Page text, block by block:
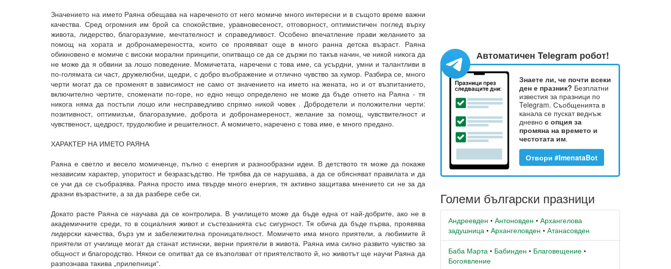
Значението на името Раяна обещава на нареченото от него момиче много интересни и в същото време важни
качества. Сред огромния им брой са спокойствие, уравновесеност, отговорност, оптимистичен поглед върху
живота, лидерство, благоразумие, мечтателност и справедливост. Особено впечатление прави желанието за
помощ на хората и добронамереността, които се проявяват още в много ранна детска възраст. Раяна
обикновено е момиче с високи морални принципи, опитващо се да се държи по такъв начин, че никой никога да
не може да я обвини за лошо поведение. Момичетата, наречени с това име, са усърдни, умни и талантливи в
по-голямата си част, дружелюбни, щедри, с добро въображение и отлично чувство за хумор. Разбира се, много
черти могат да се променят в зависимост не само от значението на името на жената, но и от възпитанието,
включително чертите, споменати по-горе, но едно нещо определено не може да бъде отнето на Раяна - тя
никога няма да постъпи лошо или несправедливо спрямо никой човек . Добродетели и положителни черти:
позитивност, оптимизъм, благоразумие, доброта и добронамереност, желание за помощ, чувствителност и
чувственост, щедрост, трудолюбие и решителност. А момичето, наречено с това име, е много предано.
ХАРАКТЕР НА ИМЕТО РАЯНА
Раяна е светло и весело момиченце, пълно с енергия и разнообразни идеи. В детството тя може да покаже
независим характер, упоритост и безразсъдство. Не трябва да се нарушава, а да се обясняват правилата и да
се учи да се съобразява. Раяна просто има твърде много енергия, тя активно защитава мнението си не за да
дразни възрастните, а за да разбере себе си.
Докато расте Раяна се научава да се контролира. В училището може да бъде една от най-добрите, ако не в
академичните среди, то в социалния живот и състезанията със сигурност. Тя обича да бъде първа, проявява
лидерски качества, бърз ум и забележителна проницателност. Момичето има много приятели, а любимите й
приятели от училище могат да станат истински, верни приятели в живота. Раяна има силно развито чувство за
общност и благородство. Някои се опитват да се възползват от приятелството й, но животът ще научи Раяна да
разпознава такива „прилепници“.
Автоматичен Telegram робот!
Знаете ли, че почти всеки
ден е празник? Безплатни
известия за празници по
Telegram. Съобщенията в
канала се пускат веднъж
дневно с опция за
промяна на времето и
честотата им.
Отвори #ImenataBot
Големи български празници
Андреевден • Антоновден • Архангелова
задушница • Архангеловден • Атанасовден
Баба Марта • Бабинден • Благовещение •
Богоявление